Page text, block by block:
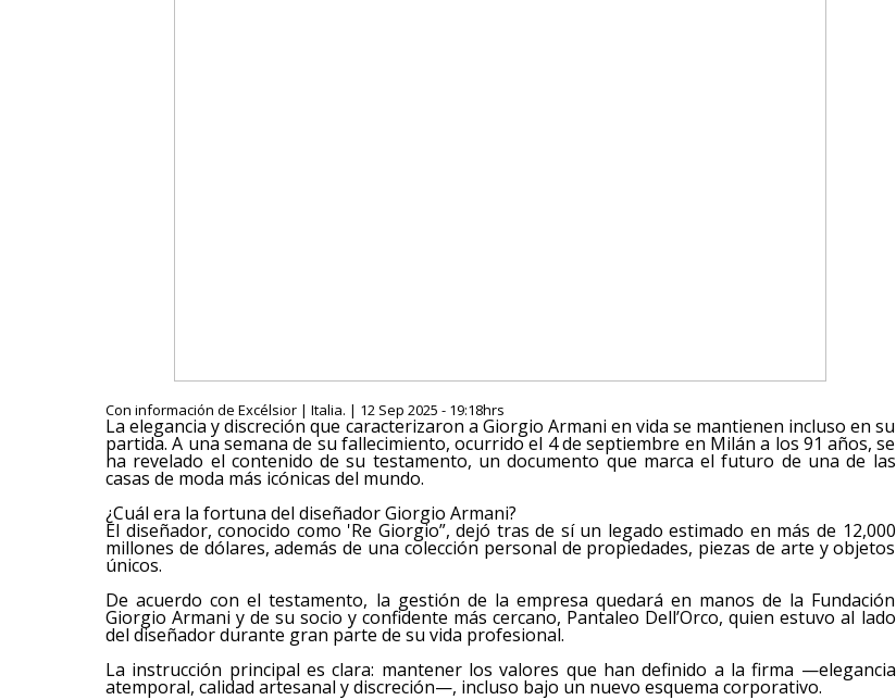
Con información de Excélsior | Italia. | 12 Sep 2025 - 19:18hrs
La elegancia y discreción que caracterizaron a Giorgio Armani en vida se mantienen incluso en su
partida. A una semana de su fallecimiento, ocurrido el 4 de septiembre en Milán a los 91 años, se
ha revelado el contenido de su testamento, un documento que marca el futuro de una de las
casas de moda más icónicas del mundo.
¿Cuál era la fortuna del diseñador Giorgio Armani?
El diseñador, conocido como 'Re Giorgio”, dejó tras de sí un legado estimado en más de 12,000
millones de dólares, además de una colección personal de propiedades, piezas de arte y objetos
únicos.
De acuerdo con el testamento, la gestión de la empresa quedará en manos de la Fundación
Giorgio Armani y de su socio y confidente más cercano, Pantaleo Dell’Orco, quien estuvo al lado
del diseñador durante gran parte de su vida profesional.
La instrucción principal es clara: mantener los valores que han definido a la firma —elegancia
atemporal, calidad artesanal y discreción—, incluso bajo un nuevo esquema corporativo.